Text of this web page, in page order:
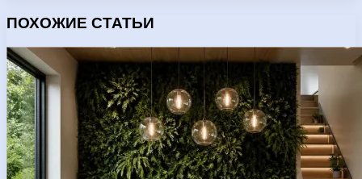
ПОХОЖИЕ СТАТЬИ